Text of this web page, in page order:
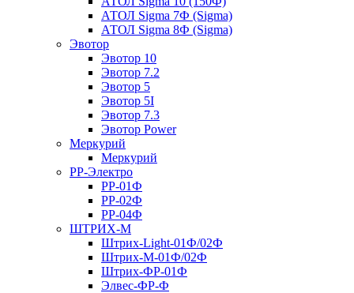
АТОЛ Sigma 7Ф (Sigma)
АТОЛ Sigma 8Ф (Sigma)
Эвотор
Эвотор 10
Эвотор 7.2
Эвотор 5
Эвотор 5I
Эвотор 7.3
Эвотор Power
Меркурий
Меркурий
РР-Электро
РР-01Ф
РР-02Ф
РР-04Ф
ШТРИХ-М
Штрих-Light-01Ф/02Ф
Штрих-М-01Ф/02Ф
Штрих-ФР-01Ф
Элвес-ФР-Ф